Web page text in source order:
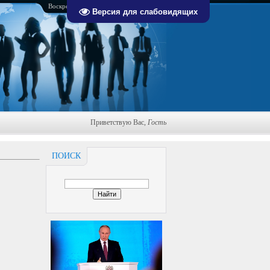
Версия для слабовидящих
Воскресенье, 09.08.2026, 13:42
Приветствую Вас, Гость
ПОИСК